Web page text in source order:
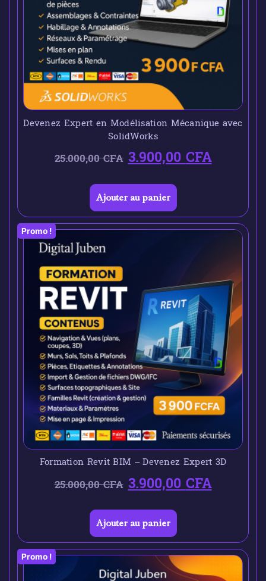
Devenez Expert en Modélisation Mécanique avec
SolidWorks
25.000,00CFA 3.900,00CFA
Ajouter au panier
Promo !
Formation Revit BIM – Devenez Expert 3D
25.000,00CFA 3.900,00CFA
Ajouter au panier
Promo !